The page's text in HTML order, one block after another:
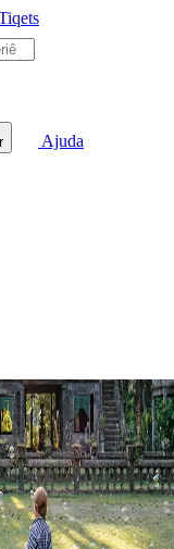
Ajuda